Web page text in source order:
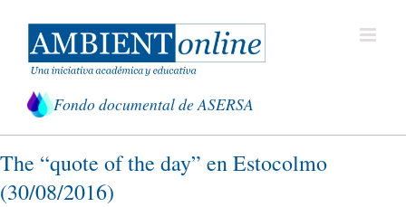
contenido
Fondo documental de ASERSA
The “quote of the day” en Estocolmo
(30/08/2016)